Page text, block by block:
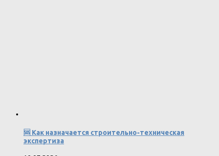
🆘 Как назначается строительно-техническая
экспертиза